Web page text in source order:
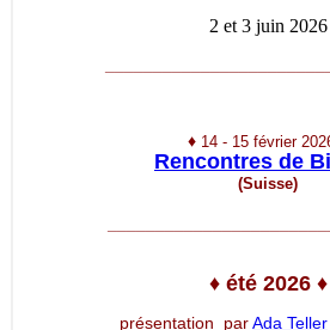
2 et 3 juin 2026
♦ 14 - 15 février
Rencontres de
(Suisse)
♦été 2026 ♦
présentation parAda Teller